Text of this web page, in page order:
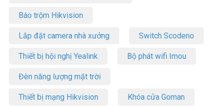
Báo trộm Hikvision
Lắp đặt camera nhà xưởng Switch Scodeno
Thiết bị hội nghị Yealink Bộ phát wifi Imou
Đèn năng lượng mặt trời
Thiết bị mạng Hikvision Khóa cửa Goman